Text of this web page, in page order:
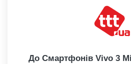
До Смартфонів Vivo 3